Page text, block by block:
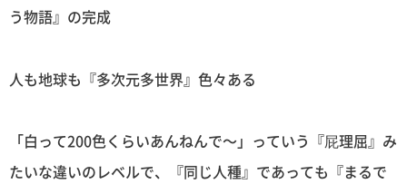
う物語』の完成
人も地球も『多次元多世界』色々ある
「白って200色くらいあんねんで〜」っていう『屁理屈』み
たいな違いのレベルで、『同じ人種』であっても『まるで